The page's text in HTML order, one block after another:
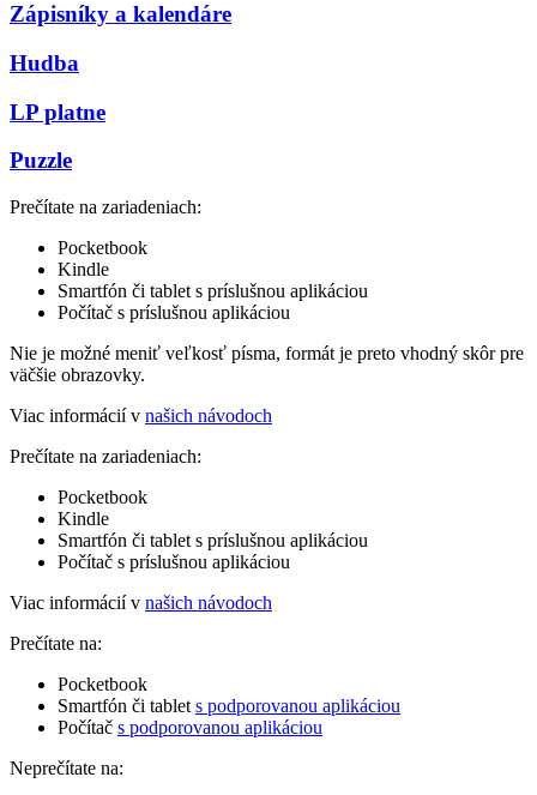
Zápisníky a kalendáre
Hudba
LP platne
Puzzle
Prečítate na zariadeniach:
Pocketbook
Kindle
Smartfón či tablet s príslušnou aplikáciou
Počítač s príslušnou aplikáciou
Nie je možné meniť veľkosť písma, formát je preto vhodný skôr pre
väčšie obrazovky.
Viac informácií v našich návodoch
Prečítate na zariadeniach:
Pocketbook
Kindle
Smartfón či tablet s príslušnou aplikáciou
Počítač s príslušnou aplikáciou
Viac informácií v našich návodoch
Prečítate na:
Pocketbook
Smartfón či tablet s podporovanou aplikáciou
Počítač s podporovanou aplikáciou
Neprečítate na: